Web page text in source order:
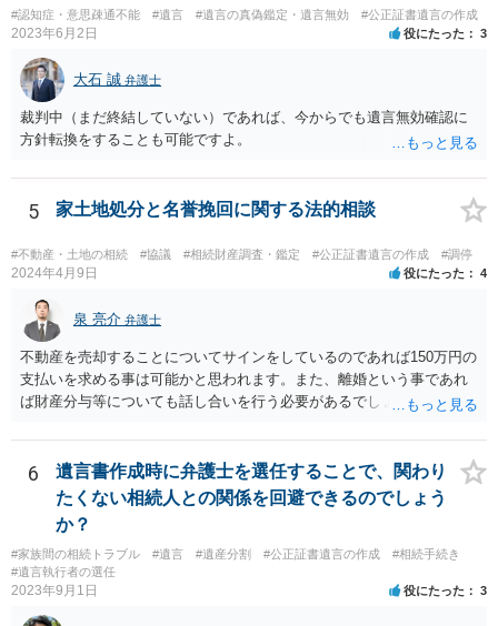
の地域等の弁護士に直接相談してみるのが望ましいように思います。
【参考】民法 （遺留分侵害額の請求） 第千四十六条 遺留分権利者及
びその承継人は、受遺者（特定財産承継遺言により財産を承継し又は
相続分の指定を受けた相続人を含む。以下この章において同じ。）又
は受贈者に対し、遺留分侵害額に相当する金銭の支払を請求すること
ができる。
#認知症・意思疎通不能 #遺言 #遺言の真偽鑑定・遺言無効 #公正証書遺言の作成
2023年6月2日 役にたった 3
大石 誠 弁護士
裁判中（まだ終結していない）であれば、今からでも遺言無効確認に
方針転換をすることも可能ですよ。
5 家土地処分と名誉挽回に関する法的相談
#不動産・土地の相続 #協議 #相続財産調査・鑑定 #公正証書遺言の作成 #調停
2024年4月9日 役にたった 4
泉 亮介 弁護士
不動産を売却することについてサインをしているのであれば150万円の
支払いを求める事は可能かと思われます。また、離婚という事であれ
ば財産分与等についても話し合いを行う必要があるでしょう。 細かい
士事務所へご相談されると良いでしょう。
6
遺言書作成時に弁護士を選任することで、関わり
たくない相続人との関係を回避できるのでしょう
か？
#家族間の相続トラブル #遺言 #遺産分割 #公正証書遺言の作成
#相続手続き
#遺言執行者の選任
2023年9月1日 役にたった 3